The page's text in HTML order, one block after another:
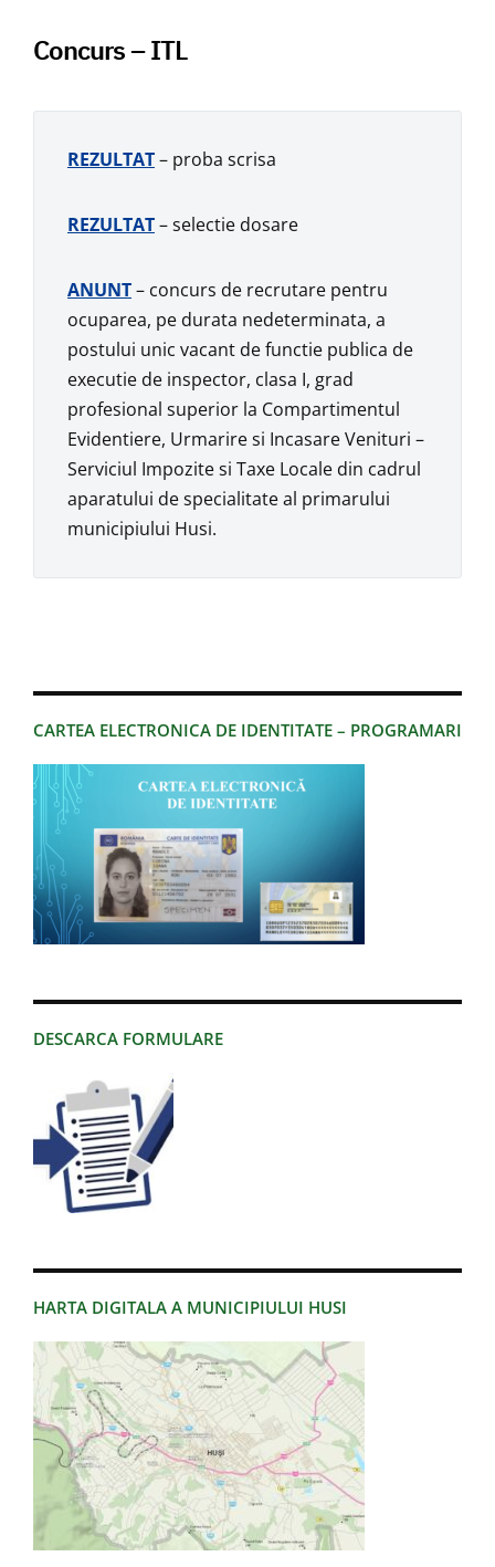
CARTEA ELECTRONICA DE IDENTITATE – PROGRAMARI
DESCARCA FORMULARE
HARTA DIGITALA A MUNICIPIULUI HUSI
Concurs – ITL
REZULTAT– proba scrisa
REZULTAT– selectie dosare
ANUNT– concurs de recrutare pentru
ocuparea, pe durata nedeterminata, a
postului unic vacant de functie publica de
executie de inspector, clasa I, grad
profesional superior la Compartimentul
Evidentiere, Urmarire si Incasare Venituri –
Serviciul Impozite si Taxe Locale din cadrul
aparatului de specialitate al primarului
municipiului Husi.